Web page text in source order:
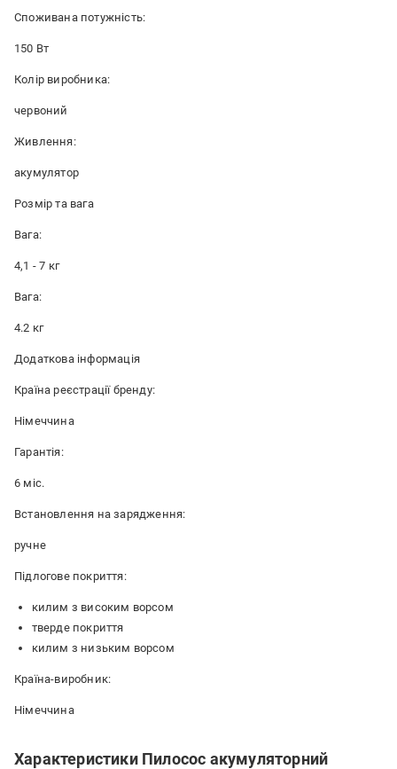
Споживана потужність:
150 Вт
Колір виробника:
червоний
Живлення:
акумулятор
Розмір та вага
Вага:
4,1 - 7 кг
Вага:
4.2 кг
Додаткова інформація
Країна реєстрації бренду:
Німеччина
Гарантія:
6 міс.
Встановлення на зарядження:
ручне
Підлогове покриття:
килим з високим ворсом
тверде покриття
килим з низьким ворсом
Країна-виробник:
Німеччина
Характеристики Пилосос акумуляторний